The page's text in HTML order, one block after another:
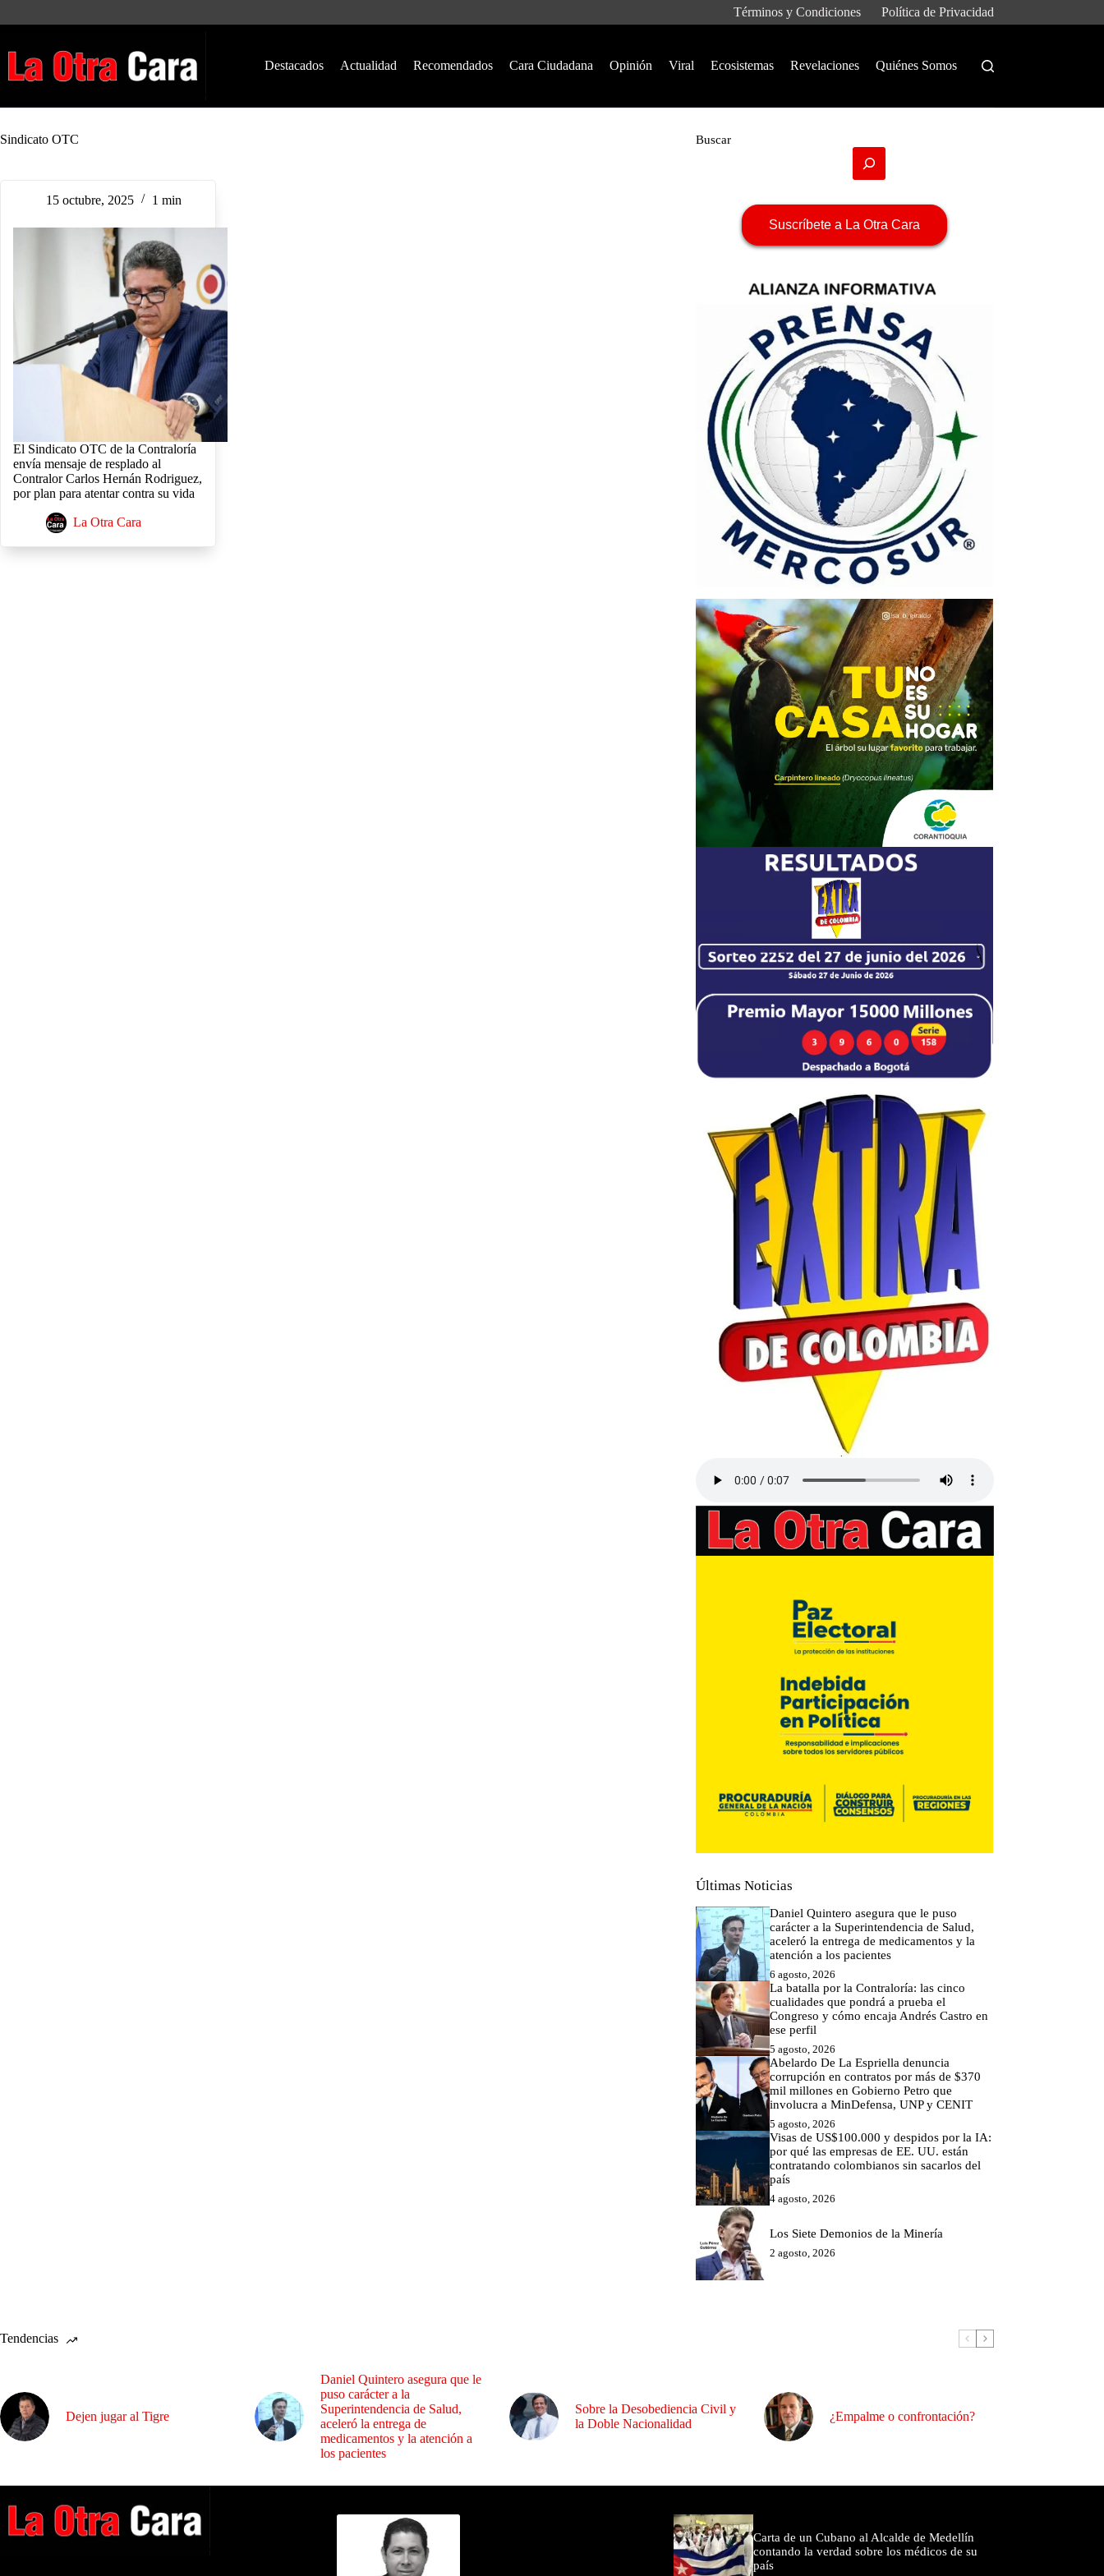
Términos y Condiciones Política de Privacidad
Destacados Actualidad Recomendados Cara Ciudadana Opinión Viral Ecosistemas Revelaciones Quiénes Somos
Sindicato OTC
15 octubre, 2025 1 min
El Sindicato OTC de la Contraloría
envía mensaje de resplado al
Contralor Carlos Hernán Rodriguez,
por plan para atentar contra su vida
La Otra Cara
Buscar
Suscríbete a La Otra Cara
Últimas Noticias
Daniel Quintero asegura que le puso
carácter a la Superintendencia de Salud,
aceleró la entrega de medicamentos y la
atención a los pacientes
6 agosto, 2026
La batalla por la Contraloría: las cinco
cualidades que pondrá a prueba el
Congreso y cómo encaja Andrés Castro en
ese perfil
5 agosto, 2026
Abelardo De La Espriella denuncia
corrupción en contratos por más de $370
mil millones en Gobierno Petro que
involucra a MinDefensa, UNP y CENIT
5 agosto, 2026
Visas de US$100.000 y despidos por la IA:
por qué las empresas de EE. UU. están
contratando colombianos sin sacarlos del
país
4 agosto, 2026
Los Siete Demonios de la Minería
2 agosto, 2026
Tendencias
Dejen jugar al Tigre
Daniel Quintero asegura que le
puso carácter a la
Superintendencia de Salud,
aceleró la entrega de
medicamentos y la atención a
los pacientes
Sobre la Desobediencia Civil y
la Doble Nacionalidad
¿Empalme o confrontación?
Carta de un Cubano al Alcalde de Medellín
contando la verdad sobre los médicos de su
país